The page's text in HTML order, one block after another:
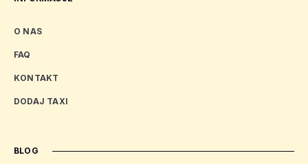
O NAS
FAQ
KONTAKT
DODAJ TAXI
BLOG